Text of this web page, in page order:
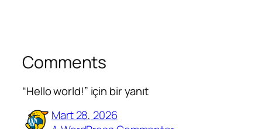
Comments
“Hello world!” için bir yanıt
Mart 28, 2026